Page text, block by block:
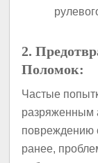
2.
Поломок:
Частые
разряженным
повреждению
ранее,